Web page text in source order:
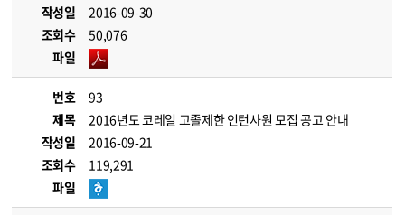
작성일
2016-09-30
조회수
50,076
파일
번호
93
제목
2016년도 코레일 고졸제한 인턴사원 모집 공고 안내
작성일
2016-09-21
조회수
119,291
파일